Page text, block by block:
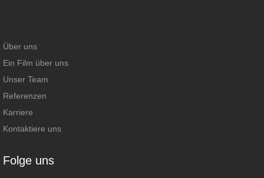
Über uns
Ein Film über uns
Unser Team
Referenzen
Karriere
Kontaktiere uns
Folge uns